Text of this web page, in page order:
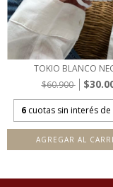
TOKIO BLANCO
$60.900
6 cuotas sin interés de
AGREGAR AL